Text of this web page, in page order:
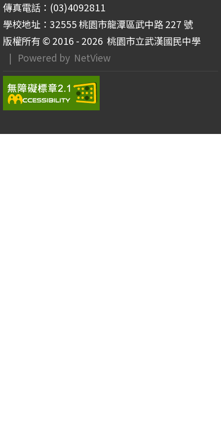
傳真電話：(03)4092811
學校地址：32555 桃園市龍潭區武中路 227 號
版權所有 © 2016 - 2026 桃園市立武漢國民中學
| Powered by NetView